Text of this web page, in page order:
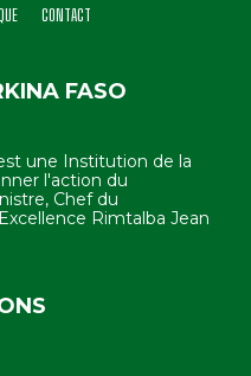
CONTACT
FASO
une Institution de la
l'action du
Chef du
Rimtalba Jean